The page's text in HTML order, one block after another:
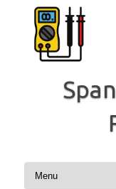
Inhalt
springen